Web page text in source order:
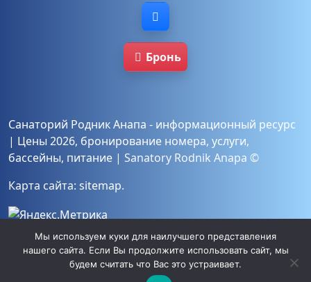
Бронь
Санаторий Родник Анапа - информационный ресурс
| Цены 2026, бронирование номера, услуги,
бассейны, питание | Sanatory Rodnik Anapa ©
Карта сайта: sitemap.
Политика конфиденциальностии согласиена
хранение и обработку персональных данных
согласно №152-ФЗ «О персональных данных».
Мы используем куки для наилучшего представления
нашего сайта. Если Вы продолжите использовать сайт, мы
будем считать что Вас это устраивает.